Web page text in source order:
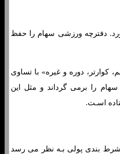
دفترچه ورزشی سهام را حفظ
کوارتر، دوره و غیره» با تساوی
را برمی گرداند و مثل این
اسـت.
شرط بندی پولی بـه نظر می رسد